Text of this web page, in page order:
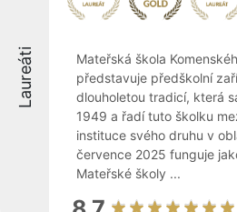
Laureáti
Mateřská škola
představuje předškolní
dlouholetou tradicí, která
1949 a řadí tuto školku
instituce svého druhu v
července 2025 funguje
Mateřské školy ...